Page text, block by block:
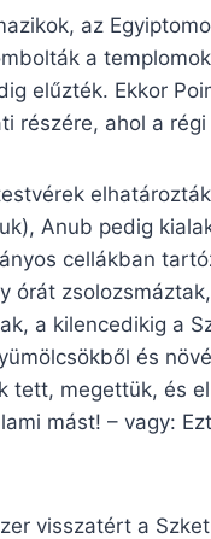
az
a
elűzték. Ekkor
részére, ahol a
Anub pedig
cellákban
órát
a kilencedikig a
és
tett, megettük, és
mást! – vagy:
visszatért a